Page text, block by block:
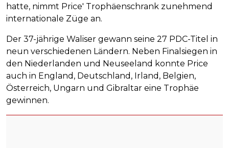
hatte, nimmt Price' Trophäenschrank zunehmend
internationale Züge an.
Der 37-jährige Waliser gewann seine 27 PDC-Titel in
neun verschiedenen Ländern. Neben Finalsiegen in
den Niederlanden und Neuseeland konnte Price
auch in England, Deutschland, Irland, Belgien,
Österreich, Ungarn und Gibraltar eine Trophäe
gewinnen.